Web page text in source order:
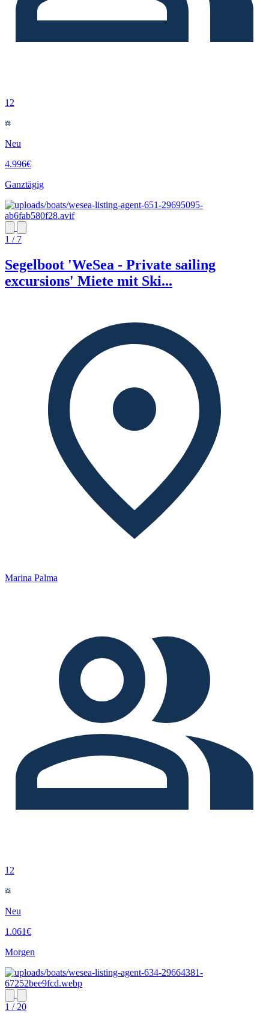
12
Neu
4.996€
Ganztägig
1 / 7
Segelboot 'WeSea - Private sailing
excursions' Miete mit Ski...
Marina Palma
12
Neu
1.061€
Morgen
1 / 20